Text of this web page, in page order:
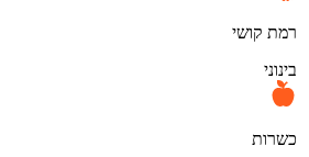
רמת קושי
בינוני
כשרות